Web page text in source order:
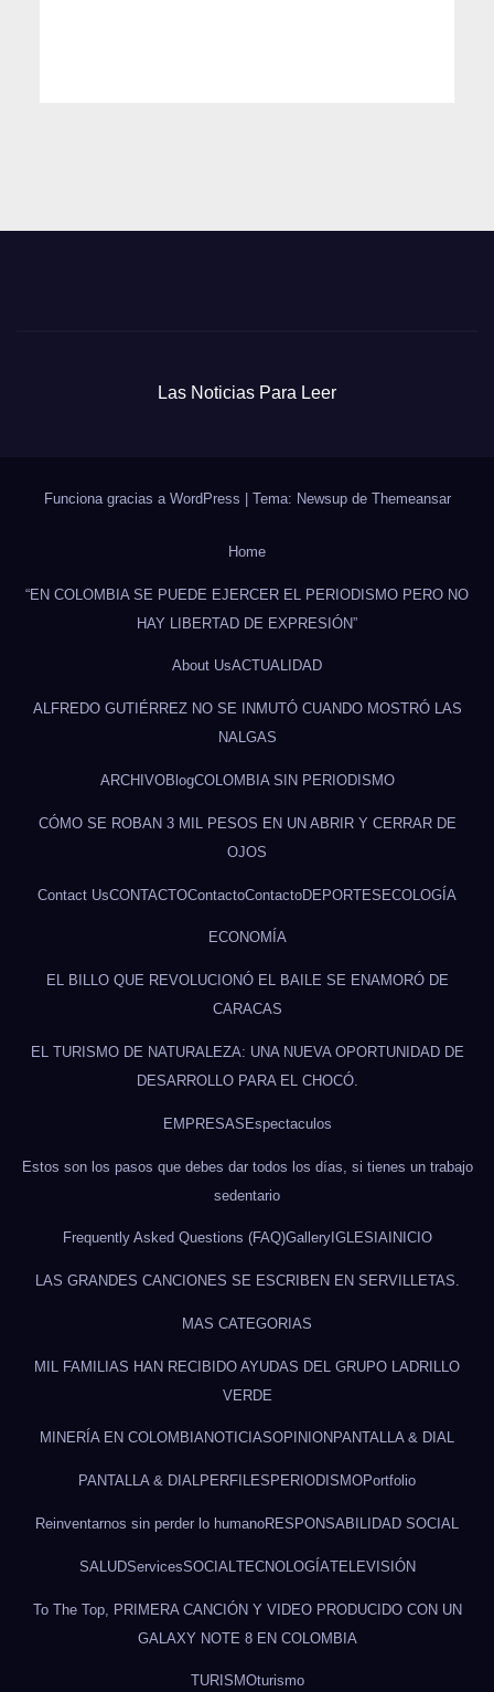
Las Noticias Para Leer
Funciona gracias a WordPress | Tema: Newsup de Themeansar
Home
“EN COLOMBIA SE PUEDE EJERCER EL PERIODISMO PERO NO
HAY LIBERTAD DE EXPRESIÓN”
About UsACTUALIDAD
ALFREDO GUTIÉRREZ NO SE INMUTÓ CUANDO MOSTRÓ LAS
NALGAS
ARCHIVOBlogCOLOMBIA SIN PERIODISMO
CÓMO SE ROBAN 3 MIL PESOS EN UN ABRIR Y CERRAR DE
OJOS
Contact UsCONTACTOContactoContactoDEPORTESECOLOGÍA
ECONOMÍA
EL BILLO QUE REVOLUCIONÓ EL BAILE SE ENAMORÓ DE
CARACAS
EL TURISMO DE NATURALEZA: UNA NUEVA OPORTUNIDAD DE
DESARROLLO PARA EL CHOCÓ.
EMPRESASEspectaculos
Estos son los pasos que debes dar todos los días, si tienes un trabajo
sedentario
Frequently Asked Questions (FAQ)GalleryIGLESIAINICIO
LAS GRANDES CANCIONES SE ESCRIBEN EN SERVILLETAS.
MAS CATEGORIAS
MIL FAMILIAS HAN RECIBIDO AYUDAS DEL GRUPO LADRILLO
VERDE
MINERÍA EN COLOMBIANOTICIASOPINION PANTALLA & DIAL
PANTALLA & DIALPERFILES PERIODISMOPortfolio
Reinventarnos sin perder lo humanoRESPONSABILIDAD SOCIAL
SALUDServicesSOCIAL TECNOLOGÍATELEVISIÓN
To The Top, PRIMERA CANCIÓN Y VIDEO PRODUCIDO CON UN
GALAXY NOTE 8 EN COLOMBIA
TURISMOturismo